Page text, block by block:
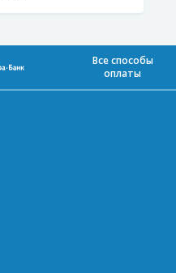
Все способы
оплаты